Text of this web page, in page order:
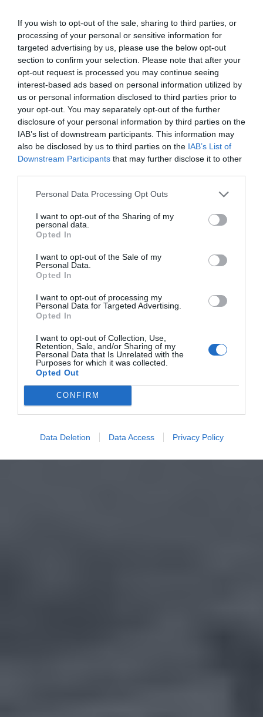
If you wish to opt-out of the sale, sharing to third parties, or
processing of your personal or sensitive information for
targeted advertising by us, please use the below opt-out
section to confirm your selection. Please note that after your
opt-out request is processed you may continue seeing
interest-based ads based on personal information utilized by
us or personal information disclosed to third parties prior to
your opt-out. You may separately opt-out of the further
disclosure of your personal information by third parties on the
IAB’s list of downstream participants. This information may
also be disclosed by us to third parties on the IAB’s List of
Downstream Participants that may further disclose it to other
Personal Data Processing Opt Outs
I want to opt-out of the Sharing of my
personal data.
Opted In
I want to opt-out of the Sale of my
Personal Data.
Opted In
I want to opt-out of processing my
Personal Data for Targeted Advertising.
Opted In
I want to opt-out of Collection, Use,
Retention, Sale, and/or Sharing of my
Personal Data that Is Unrelated with the
Purposes for which it was collected.
Opted Out
CONFIRM
Data Deletion Data Access Privacy Policy